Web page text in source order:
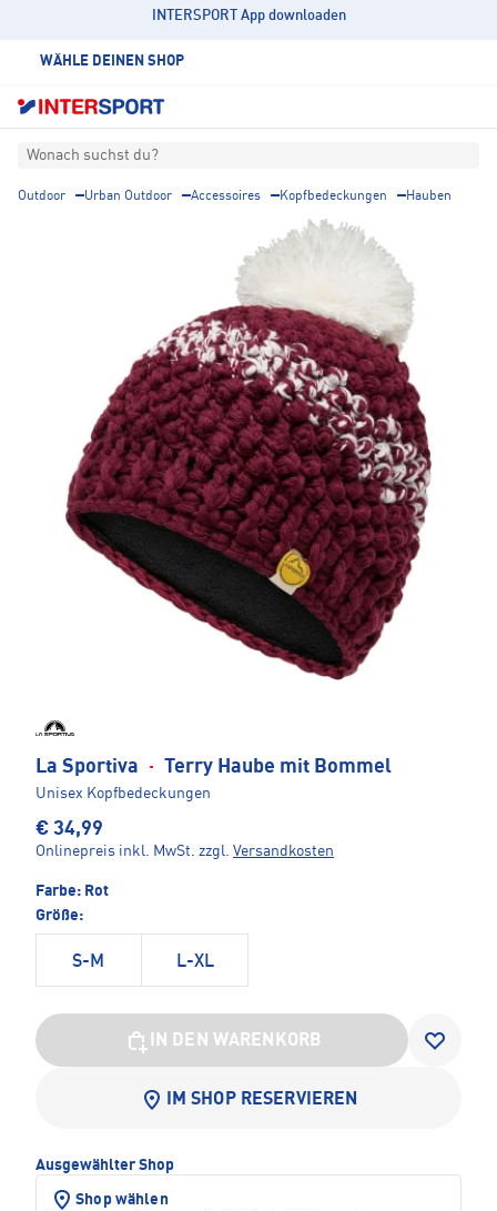
INTERSPORT App downloaden
WÄHLE DEINEN SHOP
Wonach suchst du?
Outdoor Urban Outdoor Accessoires Kopfbedeckungen Hauben
La Sportiva · Terry Haube mit Bommel
Unisex Kopfbedeckungen
€ 34,99
Onlinepreis inkl. MwSt. zzgl. Versandkosten
Farbe: Rot
Größe:
S-M L-XL
IN DEN WARENKORB
IM SHOP RESERVIEREN
Ausgewählter Shop
Shop wählen